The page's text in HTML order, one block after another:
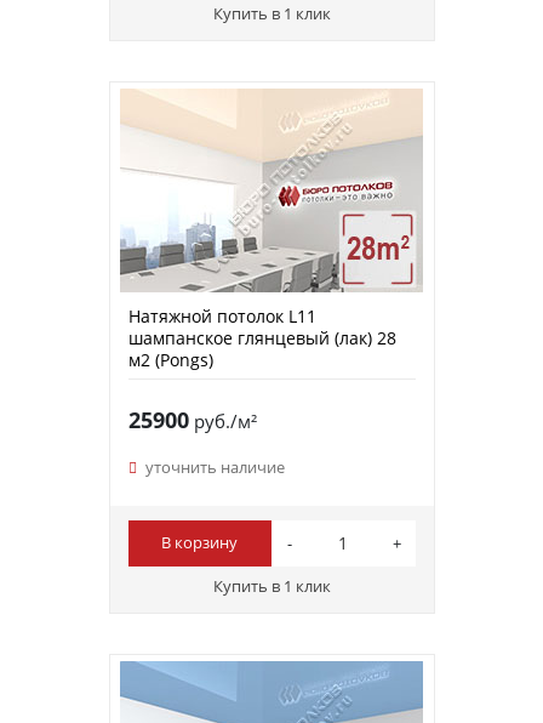
Купить в 1 клик
Натяжной потолок L11
шампанское глянцевый (лак) 28
м2 (Pongs)
25900руб./м²
уточнить наличие
В корзину
Купить в 1 клик